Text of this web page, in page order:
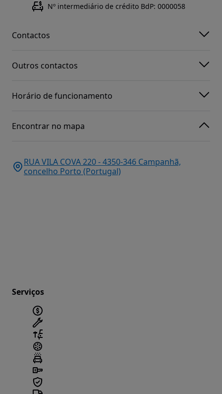
Nº intermediário de crédito BdP: 0000058
Contactos
Outros contactos
Horário de funcionamento
Encontrar no mapa
RUA VILA COVA 220 - 4350-346 Campanhã,
concelho Porto (Portugal)
Serviços